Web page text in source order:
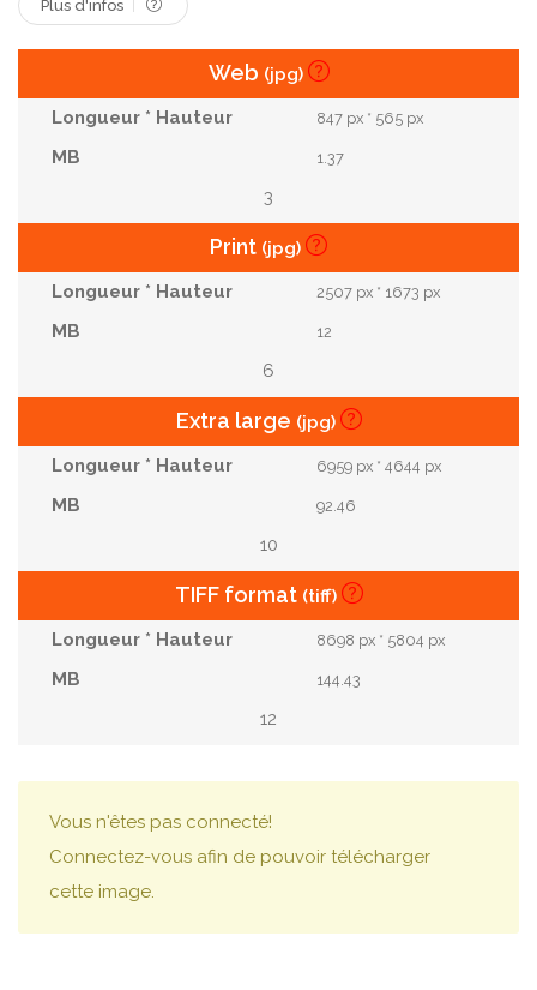
Plus d'infos
Web (jpg)
847 px * 565 px
1.37
3
Print (jpg)
2507 px * 1673 px
12
6
Extra large (jpg)
6959 px * 4644 px
92.46
10
TIFF format (tiff)
8698 px * 5804 px
144.43
12
Vous n'êtes pas connecté!
Connectez-vous afin de pouvoir télécharger
cette image.